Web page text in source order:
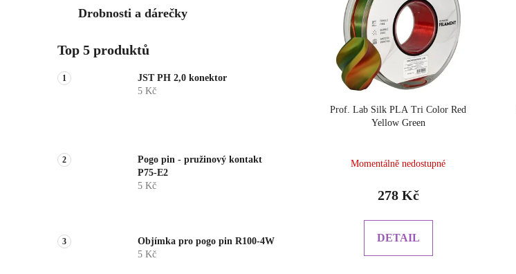
Drobnosti a dárečky
Top 5 produktů
JST PH 2,0 konektor
5 Kč
Pogo pin - pružinový kontakt
P75-E2
5 Kč
Objímka pro pogo pin R100-4W
5 Kč
Prof. Lab Silk PLA Tri Color Red
Yellow Green
Momentálně nedostupné
278 Kč
DETAIL